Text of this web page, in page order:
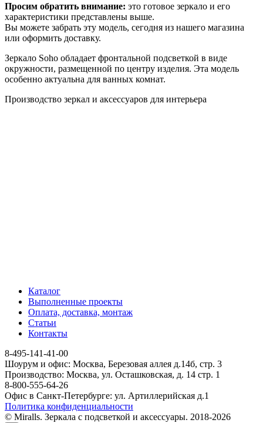
Просим обратить внимание: это готовое зеркало и его
характеристики представлены выше.
Вы можете забрать эту модель, сегодня из нашего магазина
или оформить доставку.
Зеркало Soho обладает фронтальной подсветкой в виде
окружности, размещенной по центру изделия. Эта модель
особенно актуальна для ванных комнат.
Производство зеркал и аксессуаров для интерьера
Каталог
Выполненные проекты
Оплата, доставка, монтаж
Статьи
Контакты
8-495-141-41-00
Шоурум и офис: Москва, Березовая аллея д.14б, стр. 3
Производство: Москва, ул. Осташковская, д. 14 стр. 1
8-800-555-64-26
Офис в Санкт-Петербурге: ул. Артиллерийская д.1
Политика конфиденциальности
© Miralls. Зеркала с подсветкой и аксессуары. 2018-2026